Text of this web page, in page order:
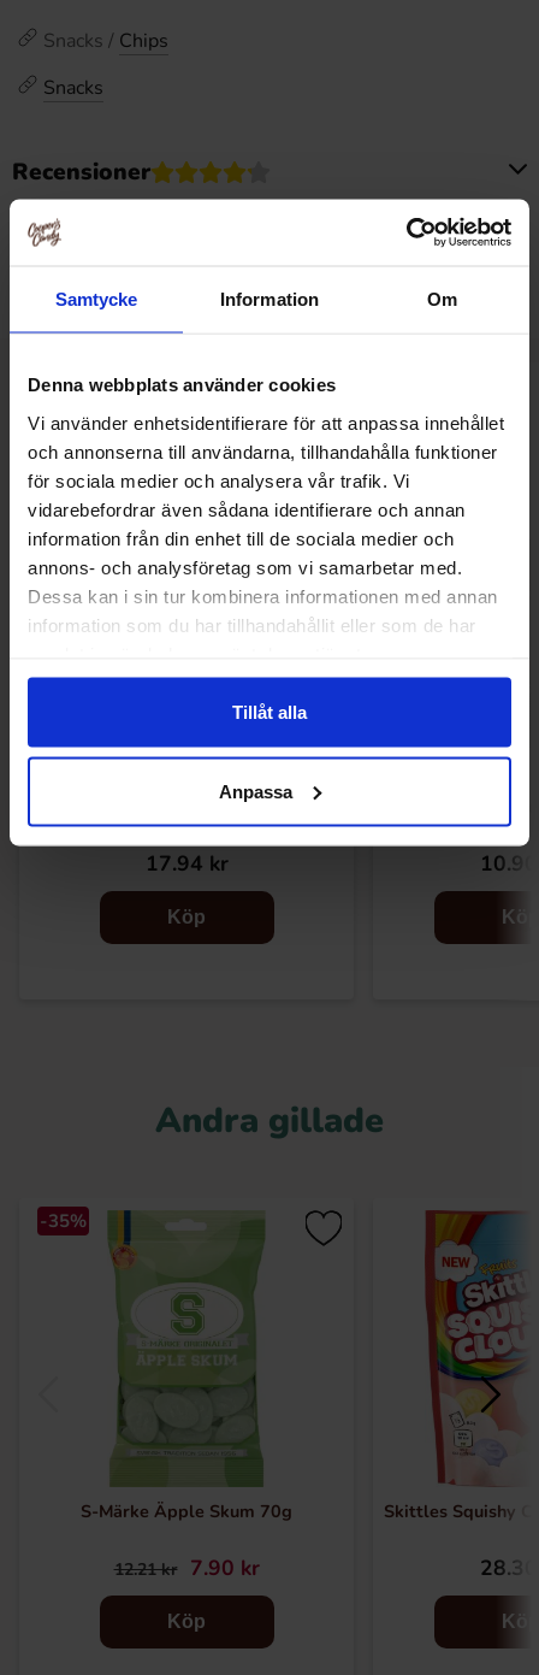
Samtycke Information Om
Denna webbplats använder cookies
Vi använder enhetsidentifierare för att anpassa innehållet
och annonserna till användarna, tillhandahålla funktioner
för sociala medier och analysera vår trafik. Vi
vidarebefordrar även sådana identifierare och annan
information från din enhet till de sociala medier och
annons- och analysföretag som vi samarbetar med.
Dessa kan i sin tur kombinera informationen med annan
information som du har tillhandahållit eller som de har
Tillåt alla
Anpassa
Snacks / Chips
Snacks
Recensioner
Prishistorik
Lägsta pris senaste 30 dagarna är 17.94 kr (2026-08-09)
Relaterade produkter
Fripsy Crispy Sticks Habanero & Lime
120g
17.94 kr
Köp Köp
Andra gillade
-35%
S-Märke Äpple Skum 70g
12.21 kr 7.90 kr
Köp
Skittles Squishy
Köp